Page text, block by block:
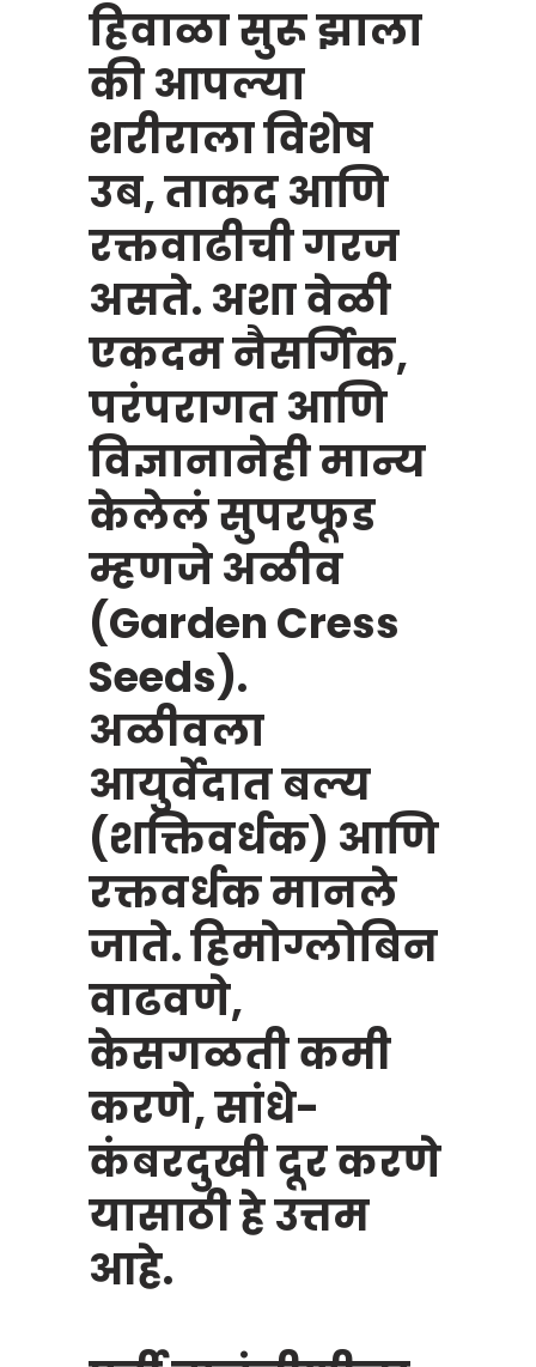
हिवाळा सुरू झाला
की आपल्या
शरीराला विशेष
उब, ताकद आणि
रक्तवाढीची गरज
असते. अशा वेळी
एकदम नैसर्गिक,
परंपरागत आणि
विज्ञानानेही मान्य
केलेलं सुपरफूड
म्हणजे अळीव
(Garden Cress
Seeds).
अळीवला
आयुर्वेदात बल्य
(शक्तिवर्धक) आणि
रक्तवर्धक मानले
जाते. हिमोग्लोबिन
वाढवणे,
केसगळती कमी
करणे, सांधे-
कंबरदुखी दूर करणे
यासाठी हे उत्तम
आहे.